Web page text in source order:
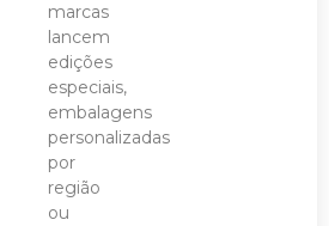
marcas
lancem
edições
especiais,
embalagens
personalizadas
por
região
ou